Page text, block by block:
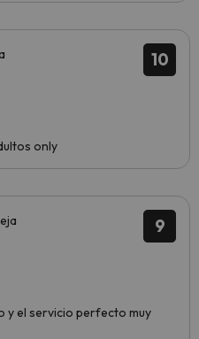
10
only
9
y el servicio perfecto muy